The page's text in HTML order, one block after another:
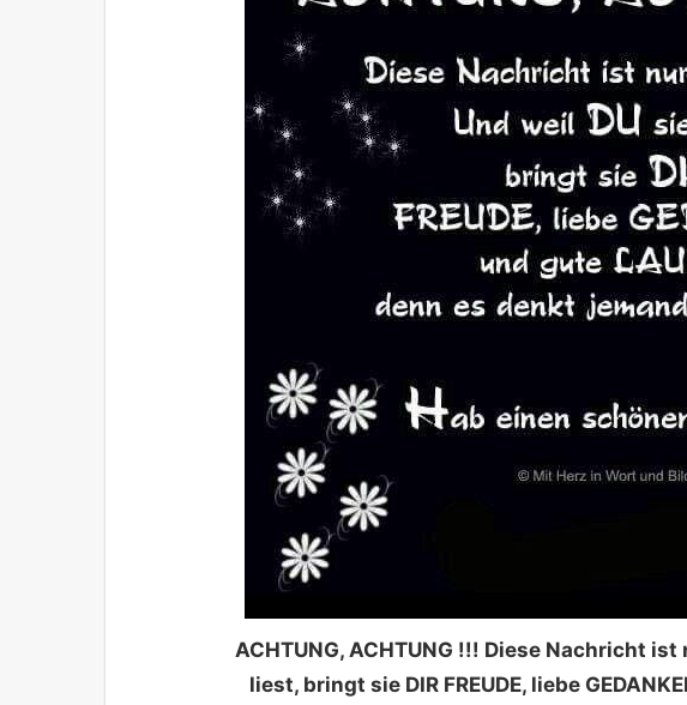
ACHTUNG, ACHTUNG !!! Diese Nachricht
liest, bringt sie DIR FREUDE, liebe